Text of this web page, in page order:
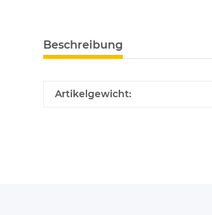
Beschreibung
Artikelgewicht: